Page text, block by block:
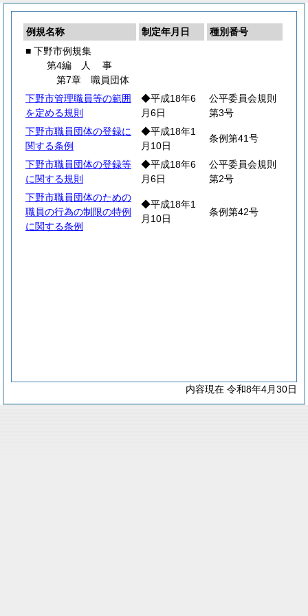
例規名称 制定年月日
種別番号
■ 下野市例規集
第4編
人事
第7章 職員団体
下野市管理職員等の範囲
を定める規則
◆平成18年6
月6日
公平委員会規則
第3号
下野市職員団体の登録に
関する条例
◆平成18年1
月10日
条例第41号
下野市職員団体の登録等
に関する規則
◆平成18年6
月6日
公平委員会規則
第2号
下野市職員団体のための
職員の行為の制限の特例
に関する条例
◆平成18年1
月10日
条例第42号
内容現在 令和8年4月30日